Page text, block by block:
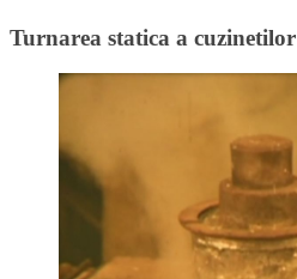
Turnarea statica a cuzinetilor